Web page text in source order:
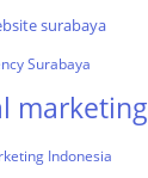
surabaya
Surabaya
marketing
Indonesia